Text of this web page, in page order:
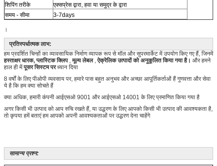
शिपिंग तरीके
एक्सप्रेस द्वारा, हवा या समुद्र के द्वारा
समय - सीमा
3-7days
।
प्रतिस्पर्धात्मक लाभ:
हम प्रदर्शित चिन्हों का व्यावसायिक निर्माण व्यापक रूप से मॉल और सुपरमार्केट में उपयोग किए गए हैं, जिनमें
हस्ताक्षर धारक, प्लास्टिक क्लिप, मूल्य लेबल, ऐक्रेलिक उत्पादों को अनुकूलित किया गया है। और हमने
हाल ही मेंपूसर सिस्टम परध्यान दिया
8 वर्षों के लिए पीओपी व्यवसाय पर, हमारे पास बहुत अनुभव और अच्छा आपूर्तिकर्ताओं हैं गुणवत्ता और सेवा
ये है कि हम क्या सोचते हैं
क्या अधिक, हमारी कंपनी आईएसओ 9001 और आईएसओ 14001 के लिए प्रमाणित किया गया है
अगर किसी भी उत्पाद को आप रुचि रखते हैं, या उद्धरण के लिए आपको किसी भी उत्पाद की आवश्यकता है,
तो कृपया हमें बताएं हम आपको अपनी आवश्यकताओं पर उद्धरण देना चाहेंगे
सामान्य प्रश्न: